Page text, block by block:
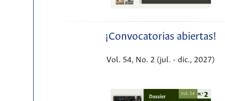
¡Convocatorias abiertas!
Vol. 54, No. 2 (jul. - dic., 2027)